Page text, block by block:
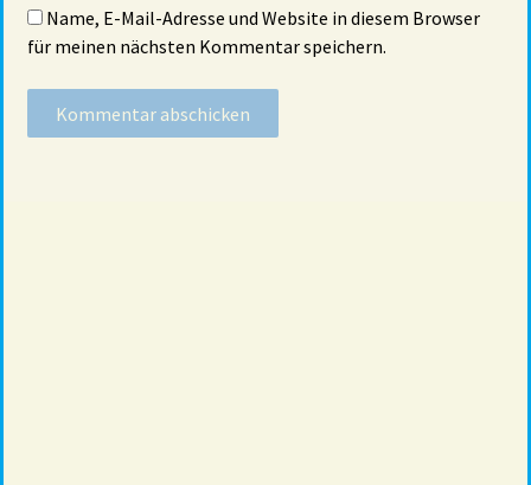
Name, E-Mail-Adresse und Website in diesem Browser
für meinen nächsten Kommentar speichern.